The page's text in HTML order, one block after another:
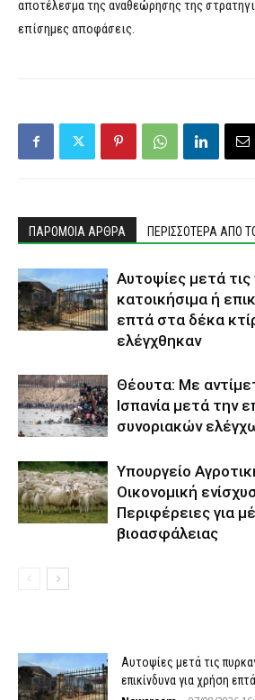
αποτέλεσμα της αναθεώρησης της
επίσημες αποφάσεις.
ΠΑΡΟΜΟΙΑ ΑΡΘΡΑ ΠΕΡΙΣΣΟΤΕΡΑ ΑΠΟ
Αυτοψίες μετά
κατοικήσιμα ή
επτά στα δέκα
ελέγχθηκαν
Θέουτα: Με
Ισπανία μετά την
συνοριακών
Υπουργείο
Οικονομική
Περιφέρειες για
βιοασφάλειας
Αυτοψίες μετά τις
επικίνδυνα για χρήση